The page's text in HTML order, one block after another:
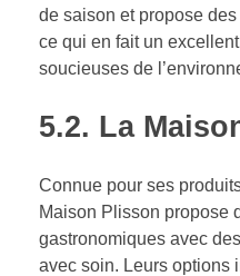
de saison et propose
ce qui en fait un
soucieuses de
5.2. La
Connue pour ses
Maison Plisson propose
gastronomiques avec
avec soin. Leurs options